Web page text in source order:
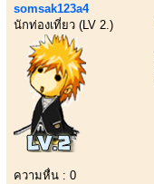
somsak123a4
นักท่องเที่ยว (LV 2.)
ความหื่น : 0